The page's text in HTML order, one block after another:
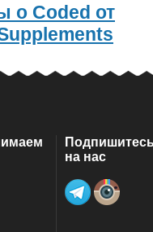
о Coded от
на нас